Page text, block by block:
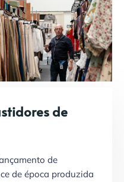
de
de
de época produzida